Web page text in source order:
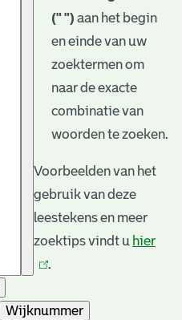
(" ") aan het begin
en einde van uw
zoektermen om
naar de exacte
combinatie van
woorden te zoeken.
Voorbeelden van het
gebruik van deze
leestekens en meer
zoektips vindt u hier
.
Wijknummer